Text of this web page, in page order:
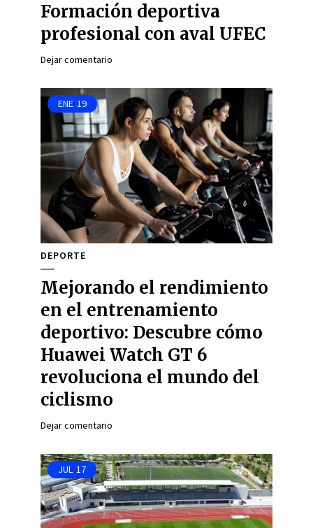
Formación deportiva
profesional con aval UFEC
Dejar comentario
ENE 19
DEPORTE
Mejorando el rendimiento
en el entrenamiento
deportivo: Descubre cómo
Huawei Watch GT 6
revoluciona el mundo del
ciclismo
Dejar comentario
JUL 17